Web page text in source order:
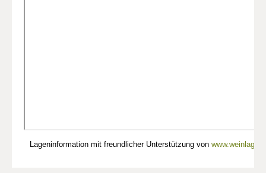
Lageninformation mit freundlicher Unterstützung von